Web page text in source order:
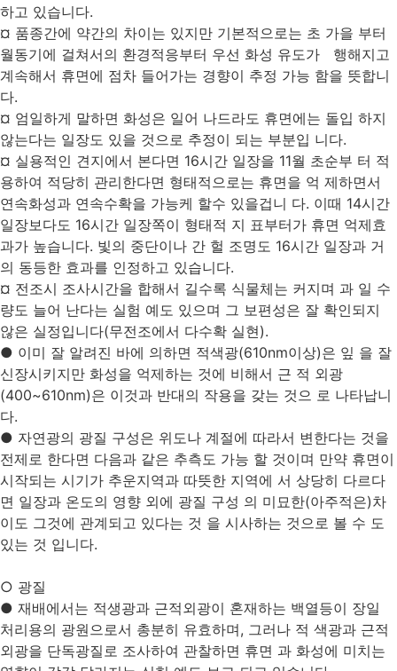
하고 있습니다.
¤ 품종간에 약간의 차이는 있지만 기본적으로는 초 가을 부터
월동기에 걸쳐서의 환경적응부터 우선 화성 유도가 행해지고
계속해서 휴면에 점차 들어가는 경향이 추정 가능 함을 뜻합니
다.
¤ 엄일하게 말하면 화성은 일어 나드라도 휴면에는 돌입 하지
않는다는 일장도 있을 것으로 추정이 되는 부분입 니다.
¤ 실용적인 견지에서 본다면 16시간 일장을 11월 초순부 터 적
용하여 적당히 관리한다면 형태적으로는 휴면을 억 제하면서
연속화성과 연속수확을 가능케 할수 있을겁니 다. 이때 14시간
일장보다도 16시간 일장쪽이 형태적 지 표부터가 휴면 억제효
과가 높습니다. 빛의 중단이나 간 헐 조명도 16시간 일장과 거
의 동등한 효과를 인정하고 있습니다.
¤ 전조시 조사시간을 합해서 길수록 식물체는 커지며 과 일 수
량도 늘어 난다는 실험 예도 있으며 그 보편성은 잘 확인되지
않은 실정입니다(무전조에서 다수확 실현).
● 이미 잘 알려진 바에 의하면 적색광(610nm이상)은 잎 을 잘
신장시키지만 화성을 억제하는 것에 비해서 근 적 외광
(400~610nm)은 이것과 반대의 작용을 갖는 것으 로 나타납니
다.
● 자연광의 광질 구성은 위도나 계절에 따라서 변한다는 것을
전제로 한다면 다음과 같은 추측도 가능 할 것이며 만약 휴면이
시작되는 시기가 추운지역과 따뜻한 지역에 서 상당히 다르다
면 일장과 온도의 영향 외에 광질 구성 의 미묘한(아주적은)차
이도 그것에 관계되고 있다는 것 을 시사하는 것으로 볼 수 도
있는 것 입니다.
○ 광질
● 재배에서는 적생광과 근적외광이 혼재하는 백열등이 장일
처리용의 광원으로서 총분히 유효하며, 그러나 적 색광과 근적
외광을 단독광질로 조사하여 관찰하면 휴면 과 화성에 미치는